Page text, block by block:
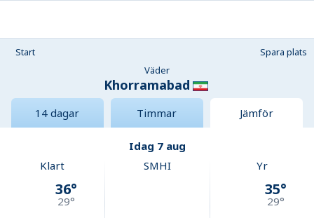
Start
Spara plats
Väder
Khorramabad
14 dagar Timmar Jämför
Idag 7 aug
Klart
36°
29°
SMHI Yr
35°
29°